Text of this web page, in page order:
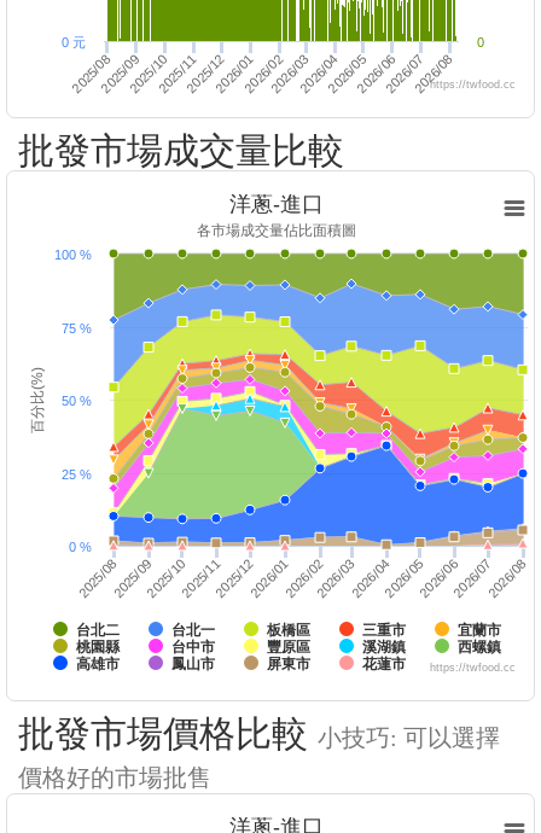
2025/082025/092025/102025/112025/122026/012026/022026/032026/042026/052026/062026/072026/08
0 元 0
https://twfood.cc
批發市場成交量比較
百分比(%)
洋蔥-進口
各市場成交量佔比面積圖
台北二 台北一 板橋區 三重市
宜蘭市
桃園縣
台中市 豐原區 溪湖鎮
西螺鎮
高雄市
鳳山市 屏東市 花蓮市
2025/082025/092025/102025/112025/122026/012026/022026/032026/042026/052026/062026/072026/08
0 %
25 %
50 %
75 %
100 %
https://twfood.cc
批發市場價格比較 小技巧: 可以選擇
價格好的市場批售
洋蔥-進口